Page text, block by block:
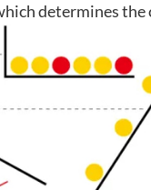
determines